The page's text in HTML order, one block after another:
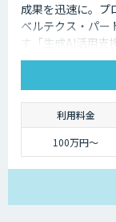
成果を迅速に。
ベルテクス・パー
す「生成AI活用
業」や「業務効率
通貫でご支援し
的にご支援も可能
利用料金
100万円～